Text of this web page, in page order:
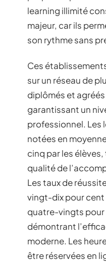
learning illimité
majeur, car ils
son rythme sans
Ces
sur un réseau de
diplômés et agréés
garantissant un
professionnel. Les
notées en
cinq par les
qualité de
Les taux de
vingt-dix pour cent
quatre-vingts pour
démontrant
moderne. Les
être réservées en